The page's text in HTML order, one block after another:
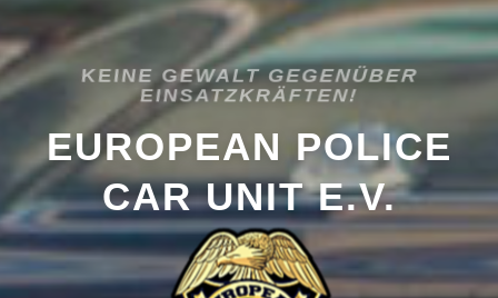
KEINE GEWALT GEGENÜBER
EINSATZKRÄFTEN!
EUROPEAN POLICE
CAR UNIT E.V.